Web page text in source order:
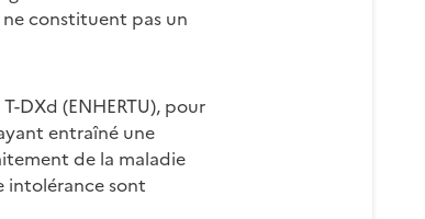
ne constituent pas un
DXd (ENHERTU), pour
entraîné une
de la maladie
intolérance sont